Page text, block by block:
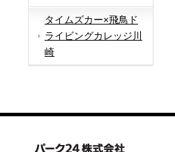
タイムズカー×飛鳥ド
ライビングカレッジ川
崎